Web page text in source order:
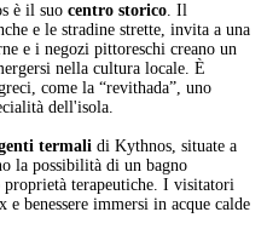
è il suo centro storico. Il
e le stradine strette, invita a una
e i negozi pittoreschi creano un
nella cultura locale. È
come la “revithada”, uno
dell'isola.
termalidi Kythnos, situate a
la possibilità di un bagno
proprietà terapeutiche. I visitatori
benessere immersi in acque calde